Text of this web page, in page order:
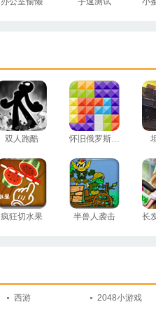
双人跑酷 怀旧俄罗斯方块
疯狂切水果 半兽人袭击 长
西游 2048小游戏